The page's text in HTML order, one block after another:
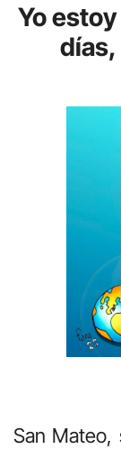
Yo
días,
San Mateo,